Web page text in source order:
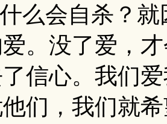
会自杀？就
。没了爱，
信心。我们
们，我们就